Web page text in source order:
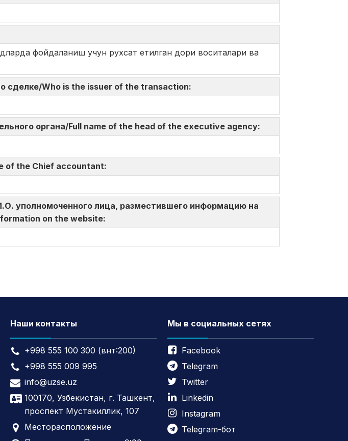
фойдаланиш учун рухсат етилган дори воситалари ва
сделке/Who is the issuer of the transaction:
органа/Full name of the head of the executive agency:
of the Chief accountant:
уполномоченного лица, разместившего информацию на
on the website:
Наши контакты
+998 555 100 300 (внт:200)
+998 555 009 995
info@uzse.uz
100170, Узбекистан, г. Ташкент,
проспект Мустакиллик, 107
Месторасположение
Мы в социальных сетях
Facebook
Telegram
Twitter
Linkedin
Instagram
Telegram-бот